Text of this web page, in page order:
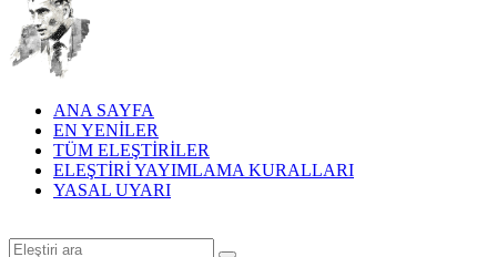
ANA SAYFA
EN YENİLER
TÜM ELEŞTİRİLER
ELEŞTİRİ YAYIMLAMA KURALLARI
YASAL UYARI